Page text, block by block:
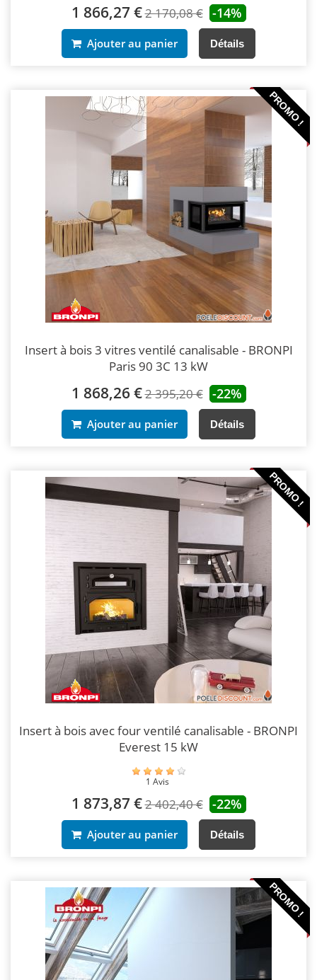
1 866,27 €2 170,08 € -14%
Ajouter au panier Détails
PROMO !
Insert à bois 3 vitres ventilé canalisable - BRONPI
Paris 90 3C 13 kW
1 868,26 €2 395,20 € -22%
Ajouter au panier Détails
PROMO !
Insert à bois avec four ventilé canalisable - BRONPI
Everest 15 kW
1 Avis
1 873,87 €2 402,40 € -22%
Ajouter au panier Détails
PROMO !